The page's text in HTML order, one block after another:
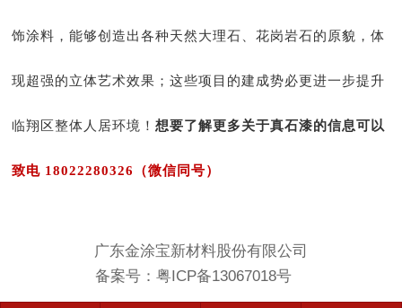
饰涂料，能够创造出各种天然大理石、花岗岩石的原貌，体
现超强的立体艺术效果；这些项目的建成势必更进一步提升
临翔区整体人居环境！想要了解更多关于真石漆的信息可以
致电 18022280326（微信同号）
广东金涂宝新材料股份有限公司
备案号： 粤ICP备13067018号